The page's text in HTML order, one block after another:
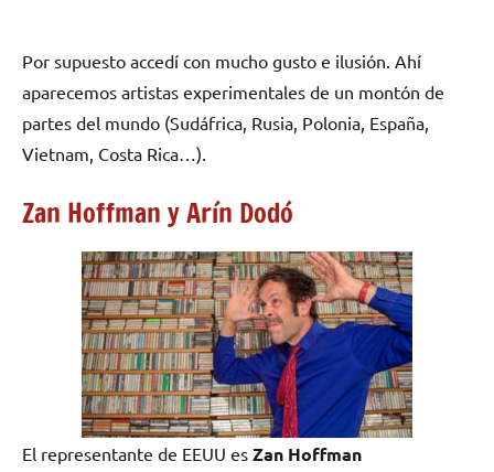
Por supuesto accedí con mucho gusto e ilusión. Ahí
aparecemos artistas experimentales de un montón de
partes del mundo (Sudáfrica, Rusia, Polonia, España,
Vietnam, Costa Rica…).
Zan Hoffman y Arín Dodó
El representante de EEUU es Zan Hoffman